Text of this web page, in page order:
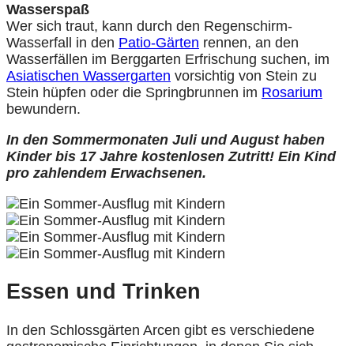
Wasserspaß
Wer sich traut, kann durch den Regenschirm-
Wasserfall in den Patio-Gärten rennen, an den
Wasserfällen im Berggarten Erfrischung suchen, im
Asiatischen Wassergarten vorsichtig von Stein zu
Stein hüpfen oder die Springbrunnen im Rosarium
bewundern.
In den Sommermonaten Juli und August haben
Kinder bis 17 Jahre kostenlosen Zutritt! Ein Kind
pro zahlendem Erwachsenen.
Essen und Trinken
In den Schlossgärten Arcen gibt es verschiedene